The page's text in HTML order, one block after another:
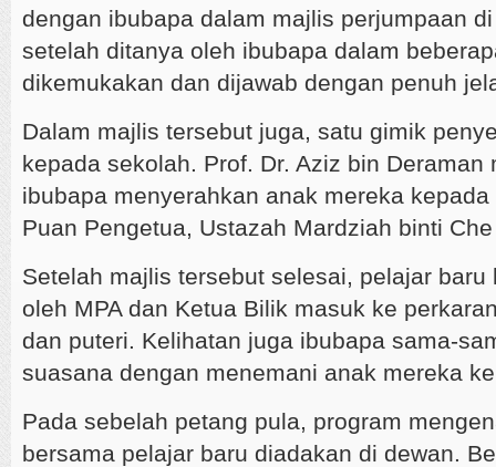
dengan ibubapa dalam majlis perjumpaan
setelah ditanya oleh ibubapa dalam
dikemukakan dan dijawab dengan penuh
Dalam majlis tersebut juga, satu gimik
kepada sekolah. Prof. Dr. Aziz bin Deraman
ibubapa menyerahkan anak mereka
Puan Pengetua, Ustazah Mardziah binti
Setelah majlis tersebut selesai, pelajar baru
oleh MPA dan Ketua Bilik masuk ke
dan puteri. Kelihatan juga ibubapa sama-
suasana dengan menemani anak mereka
Pada sebelah petang pula, program
bersama pelajar baru diadakan di dewan.